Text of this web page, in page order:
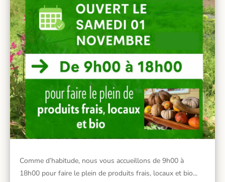
Comme d’habitude, nous vous accueillons de 9h00 à
18h00 pour faire le plein de produits frais, locaux et bio...